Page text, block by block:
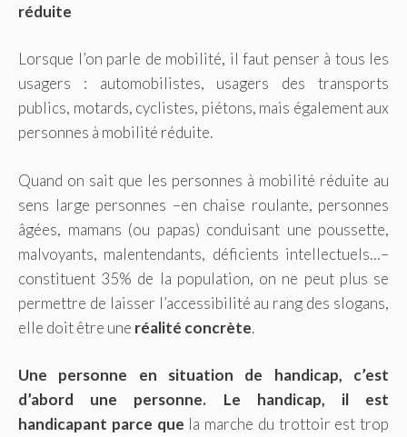
réduite
Lorsque l’on parle de mobilité, il faut penser à tous les
usagers : automobilistes, usagers des transports
publics, motards, cyclistes, piétons, mais également aux
personnes à mobilité réduite.
Quand on sait que les personnes à mobilité réduite au
sens large personnes –en chaise roulante, personnes
âgées, mamans (ou papas) conduisant une poussette,
malvoyants, malentendants, déficients intellectuels…–
constituent 35% de la population, on ne peut plus se
permettre de laisser l’accessibilité au rang des slogans,
elle doit être une réalité concrète.
Une personne en situation de handicap, c’est
d’abord une personne. Le handicap, il est
handicapant parce que la marche du trottoir est trop